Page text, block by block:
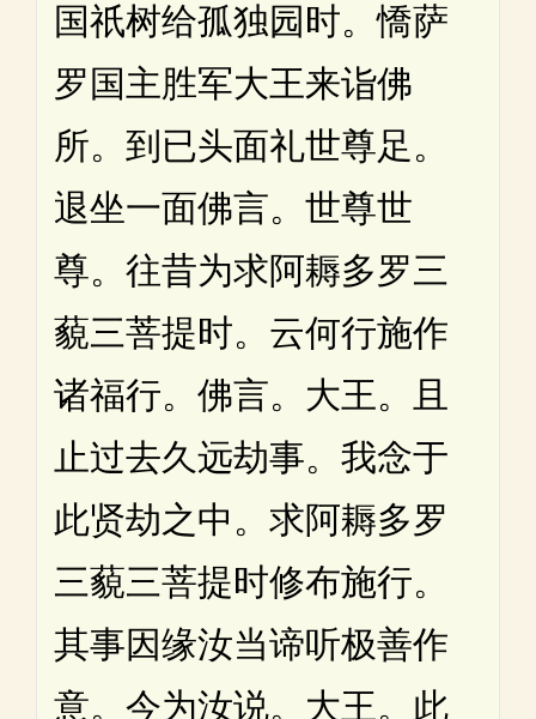
国祇树给孤独园时。憍萨
罗国主胜军大王来诣佛
所。到已头面礼世尊足。
退坐一面佛言。世尊世
尊。往昔为求阿耨多罗三
藐三菩提时。云何行施作
诸福行。佛言。大王。且
止过去久远劫事。我念于
此贤劫之中。求阿耨多罗
三藐三菩提时修布施行。
其事因缘汝当谛听极善作
意。今为汝说。大王。此